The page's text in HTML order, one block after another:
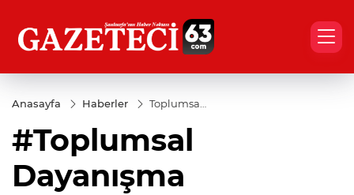
Anasayfa Haberler
Toplumsal
#Toplumsal
Dayanışma